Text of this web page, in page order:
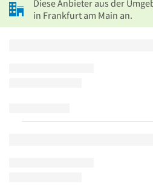
Diese Anbieter aus der
in Frankfurt am Main an.